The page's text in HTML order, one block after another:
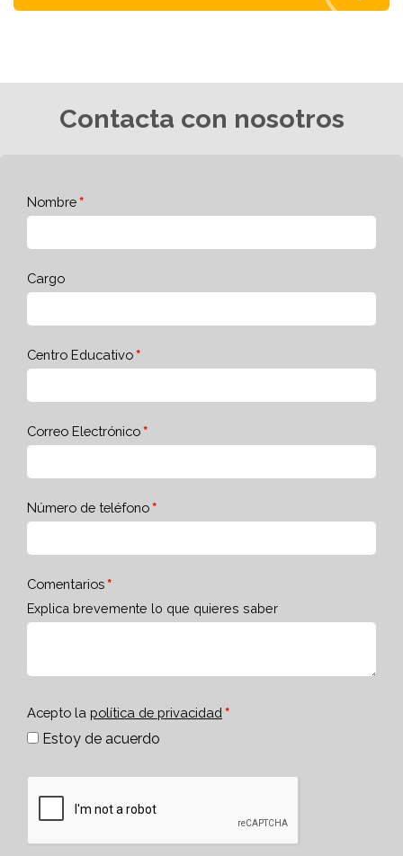
Contacta con nosotros
Nombre
Cargo
Centro Educativo
Correo Electrónico
Número de teléfono
Comentarios
Explica brevemente lo que quieres saber
Acepto la política de privacidad
Estoy de acuerdo